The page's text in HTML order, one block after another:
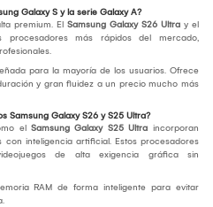
Galaxy S y la serie Galaxy A?
premium. El Samsung Galaxy S26 Ultra y el
procesadores más rápidos del mercado,
para la mayoría de los usuarios. Ofrece
y gran fluidez a un precio mucho más
Samsung Galaxy S26 y S25 Ultra?
el Samsung Galaxy S25 Ultra incorporan
inteligencia artificial. Estos procesadores
de alta exigencia gráfica sin
RAM de forma inteligente para evitar